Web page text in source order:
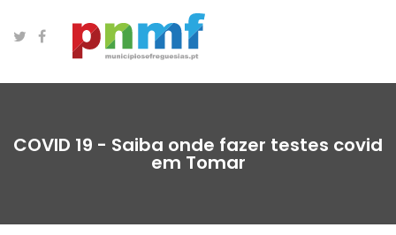
COVID 19 - Saiba onde fazer testes covid
em Tomar